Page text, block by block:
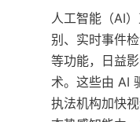
人工智能（AI
别、实时事件
等功能，日益
术。这些由 AI
执法机构加快